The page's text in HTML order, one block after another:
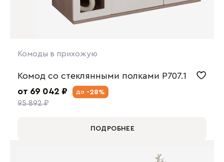
Комоды в прихожую
Комод со стеклянными полками P707.1
от 69 042 ₽
95 892 ₽
до -28%
ПОДРОБНЕЕ